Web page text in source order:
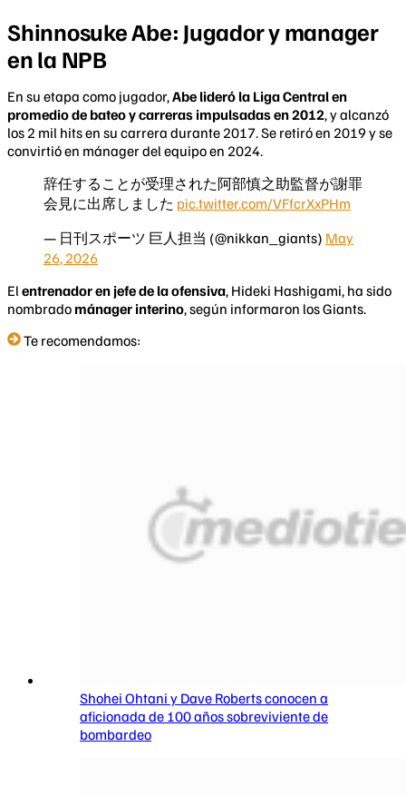
Shinnosuke Abe: Jugador y manager
en la NPB
En su etapa como jugador,Abe lideró la Liga Central en
promedio de bateo y carreras impulsadas en 2012, y alcanzó
los 2 mil hits en su carrera durante 2017. Se retiró en 2019 y se
convirtió en mánager del equipo en 2024.
辞任することが受理された阿部慎之助監督が謝罪
会見に出席しました pic.twitter.com/VFfcrXxPHm
— 日刊スポーツ 巨人担当 (@nikkan_giants) May
26, 2026
El entrenador en jefe de la ofensiva, Hideki Hashigami, ha sido
nombrado mánager interino, según informaron los Giants.
Te recomendamos:
Shohei Ohtani y Dave Roberts conocen a
aficionada de 100 años sobreviviente de
bombardeo